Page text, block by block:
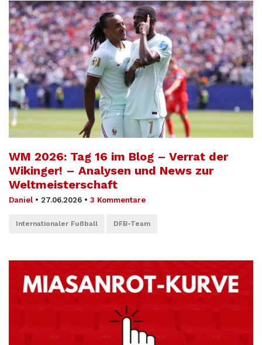
WM 2026: Tag 16 im Blog – Verrat der
Wikinger! – Analysen und News zur
Weltmeisterschaft
Daniel • 27.06.2026 • 3 Kommentare
Internationaler Fußball DFB-Team